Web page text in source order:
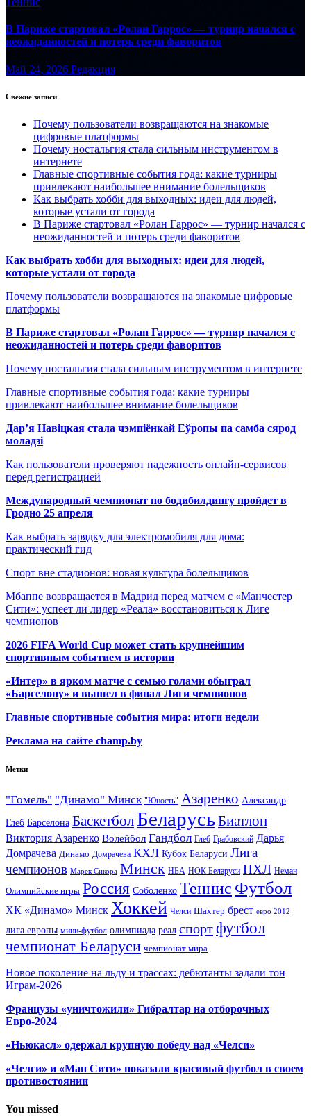
В Париже стартовал «Ролан Гаррос» — турнир начался с
неожиданностей и потерь среди фаворитов
Май 24, 2026 Редакция
Свежие записи
Почему пользователи возвращаются на знакомые
цифровые платформы
Почему ностальгия стала сильным инструментом в
интернете
Главные спортивные события года: какие турниры
привлекают наибольшее внимание болельщиков
Как выбрать хобби для выходных: идеи для людей,
которые устали от города
В Париже стартовал «Ролан Гаррос» — турнир начался с
неожиданностей и потерь среди фаворитов
Как выбрать хобби для выходных: идеи для людей,
которые устали от города
Почему пользователи возвращаются на знакомые цифровые
платформы
В Париже стартовал «Ролан Гаррос» — турнир начался с
неожиданностей и потерь среди фаворитов
Почему ностальгия стала сильным инструментом в интернете
Главные спортивные события года: какие турниры
привлекают наибольшее внимание болельщиков
Дар’я Навіцкая стала чэмпіёнкай Еўропы па самба сярод
моладзі
Как пользователи проверяют надежность онлайн-сервисов
перед регистрацией
Международный чемпионат по бодибилдингу пройдет в
Гродно 25 апреля
Как выбрать зарядку для электромобиля для дома:
практический гид
Спорт вне стадионов: новая культура болельщиков
Мбаппе возвращается в Мадрид перед матчем с «Манчестер
Сити»: успеет ли лидер «Реала» восстановиться к Лиге
чемпионов
2026 FIFA World Cup может стать крупнейшим
спортивным событием в истории
«Интер» в ярком матче с семью голами обыграл
«Барселону» и вышел в финал Лиги чемпионов
Главные спортивные события мира: итоги недели
Реклама на сайте champ.by
Метки
"Гомель" "Динамо" Минск "Юность" Азаренко Александр
Глеб Барселона Баскетбол БеларусьБиатлон
Виктория Азаренко Волейбол Гандбол Глеб Грабовский Дарья
Домрачева Динамо Домрачева КХЛ Кубок Беларуси Лига
чемпионов Марек Сикора Минск НБА НОК Беларуси НХЛ Неман
Олимпийские игры Россия Соболенко Теннис Футбол
ХК «Динамо» Минск Хоккей Челси Шахтер брест евро 2012
лига европы мини-футбол олимпиада реал спортфутбол
чемпионат Беларуси чемпионат мира
Новое поколение на льду и трассах: дебютанты задали тон
Играм-2026
Французы «уничтожили» Гибралтар на отборочных
Евро-2024
«Ньюкасл» одержал крупную победу над «Челси»
«Челси» и «Ман Сити» показали красивый футбол в своем
противостоянии
You missed